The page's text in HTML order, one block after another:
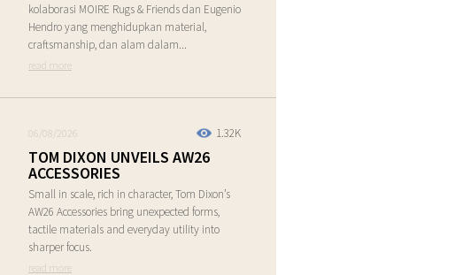
kolaborasi MOIRE Rugs & Friends dan Eugenio
Hendro yang menghidupkan material,
craftsmanship, dan alam dalam...
read more
1.32K
06/08/2026
TOM DIXON UNVEILS AW26
ACCESSORIES
Small in scale, rich in character, Tom Dixon’s
AW26 Accessories bring unexpected forms,
tactile materials and everyday utility into
sharper focus.
read more